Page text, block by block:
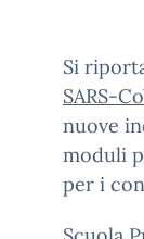
Si
SARS-
nuove
moduli
per i